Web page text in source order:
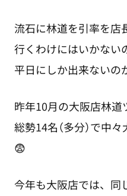
流石に林道を引率を店
行くわけにはいかない
平日にしか出来ないの
昨年10月の大阪店林道
総勢14名（多分）で中
😨
今年も大阪店では、同